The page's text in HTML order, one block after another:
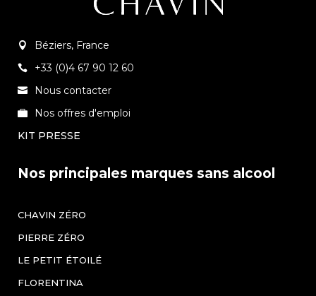
Béziers, France
+33 (0)4 67 90 12 60
Nous contacter
Nos offres d'emploi
KIT PRESSE
Nos principales marques sans alcool
CHAVIN ZÉRO
PIERRE ZÉRO
LE PETIT ÉTOILÉ
FLORENTINA